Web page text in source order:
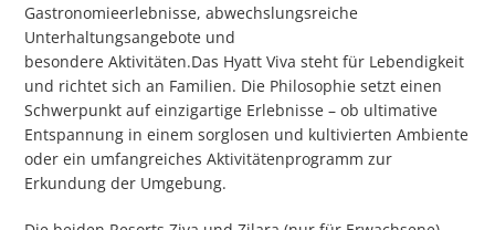
Gastronomieerlebnisse, abwechslungsreiche
Unterhaltungsangebote und
besondere Aktivitäten.Das Hyatt Viva steht für Lebendigkeit
und richtet sich an Familien. Die Philosophie setzt einen
Schwerpunkt auf einzigartige Erlebnisse – ob ultimative
Entspannung in einem sorglosen und kultivierten Ambiente
oder ein umfangreiches Aktivitätenprogramm zur
Erkundung der Umgebung.